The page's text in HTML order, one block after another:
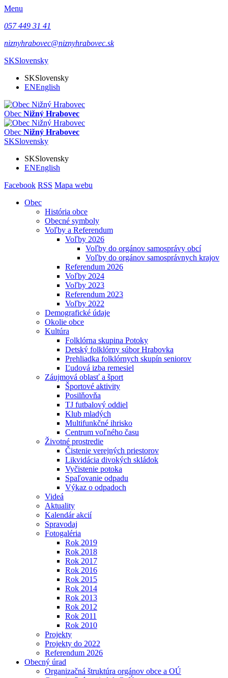
Menu
057 449 31 41
niznyhrabovec@niznyhrabovec.sk
SKSlovensky
SKSlovensky
ENEnglish
Obec Nižný Hrabovec
Obec Nižný Hrabovec
SKSlovensky
SKSlovensky
ENEnglish
Facebook RSS Mapa webu
Obec
História obce
Obecné symboly
Voľby a Referendum
Voľby 2026
Voľby do orgánov samosprávy obcí
Voľby do orgánov samosprávnych krajov
Referendum 2026
Voľby 2024
Voľby 2023
Referendum 2023
Voľby 2022
Demografické údaje
Okolie obce
Kultúra
Folklórna skupina Potoky
Detský folklórny súbor Hrabovka
Prehliadka folklórnych skupín seniorov
Ľudová izba remesiel
Záujmová oblasť a šport
Športové aktivity
Posilňovňa
TJ futbalový oddiel
Klub mladých
Multifunkčné ihrisko
Centrum voľného času
Životné prostredie
Čistenie verejných priestorov
Likvidácia divokých skládok
Vyčistenie potoka
Spaľovanie odpadu
Výkaz o odpadoch
Videá
Aktuality
Kalendár akcií
Spravodaj
Fotogaléria
Rok 2019
Rok 2018
Rok 2017
Rok 2016
Rok 2015
Rok 2014
Rok 2013
Rok 2012
Rok 2011
Rok 2010
Projekty
Projekty do 2022
Referendum 2026
Obecný úrad
Organizačná štruktúra orgánov obce a OÚ